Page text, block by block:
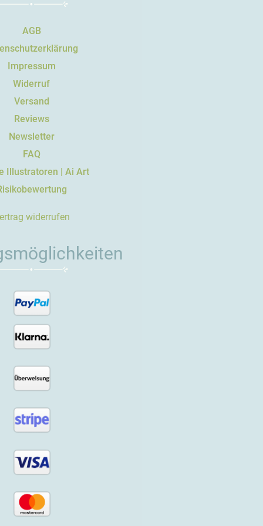
AGB
Impressum
Widerruf
Versand
Reviews
Newsletter
FAQ
Illustratoren | Ai Art
widerrufen